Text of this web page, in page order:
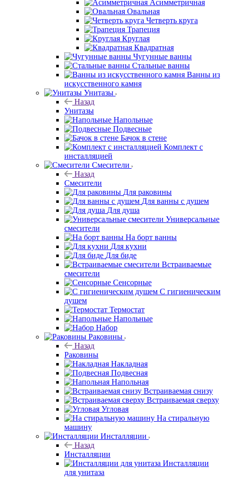
Асимметричная
Овальная
Четверть круга
Трапеция
Круглая
Квадратная
Чугунные ванны
Стальные ванны
Ванны из
искусственного камня
Унитазы
Назад
Унитазы
Напольные
Подвесные
Бачок в стене
Комплект с
инсталляцией
Смесители
Назад
Смесители
Для раковины
Для ванны с душем
Для душа
Универсальные
смесители
На борт ванны
Для кухни
Для биде
Встраиваемые
смесители
Сенсорные
С гигиеническим
душем
Термостат
Напольные
Набор
Раковины
Назад
Раковины
Накладная
Подвесная
Напольная
Встраиваемая снизу
Встраиваемая сверху
Угловая
На стиральную
машину
Инсталляции
Назад
Инсталляции
Инсталляции
для унитаза